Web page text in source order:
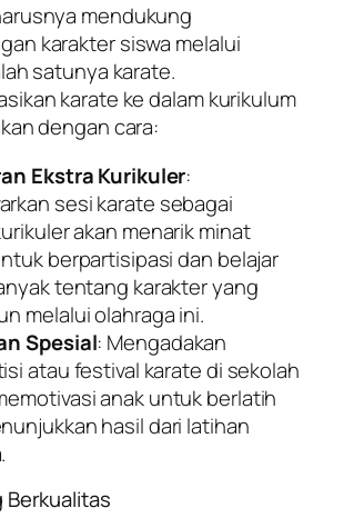
mendukung
karakter siswa melalui
satunya karate.
karate ke dalam kurikulum
dengan cara:
Ekstra Kurikuler:
sesi karate sebagai
akan menarik minat
berpartisipasi dan belajar
tentang karakter yang
melalui olahraga ini.
Spesial: Mengadakan
atau festival karate di sekolah
anak untuk berlatih
hasil dari latihan
Berkualitas